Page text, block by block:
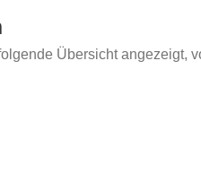
Übersicht angezeigt,